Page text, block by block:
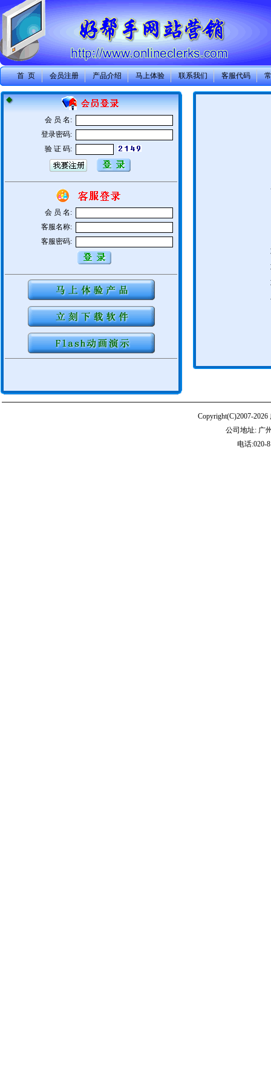
首 页 会员注册 产品介绍 马上体验 联系我们 客服代码
会 员 名:
登录密码:
验 证 码:
会 员 名:
客服名称:
客服密码:
Copyright(C)2007-
公司地址: 广
电话:020-